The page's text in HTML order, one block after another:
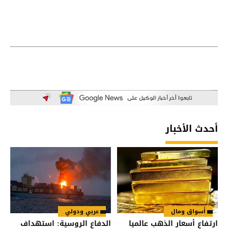
أحدث الأخبار
أسواق ومال
ارتفاع أسعار الذهب عالميا
عربي ودولي
الدفاع الروسية: استهداف